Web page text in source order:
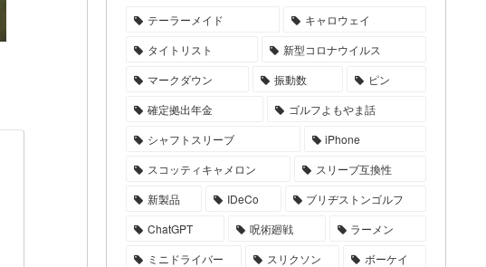
テーラーメイド
キャロウェイ
タイトリスト
新型コロナウイルス
マークダウン
振動数
ピン
確定拠出年金
ゴルフよもやま話
シャフトスリーブ
iPhone
スコッティキャメロン
スリーブ互換性
新製品
IDeCo
ブリヂストンゴルフ
ChatGPT
呪術廻戦
ラーメン
ミニドライバー
スリクソン
ボーケイ